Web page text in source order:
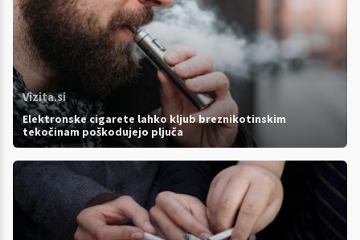
Vizita.si
Elektronske cigarete lahko kljub breznikotinskim
tekočinam poškodujejo pljuča